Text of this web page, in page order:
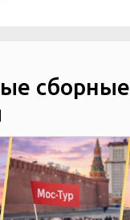
сборные